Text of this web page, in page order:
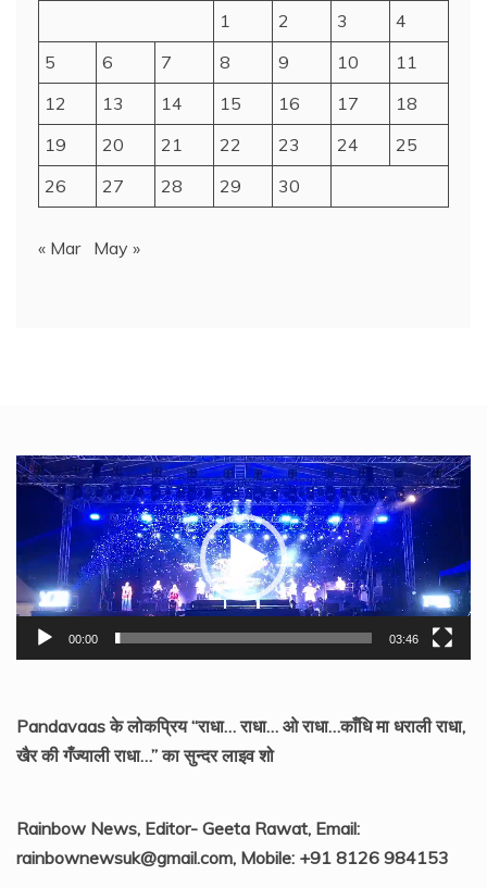
1
2 3
4
5
6 7 8 9 10
11
12
13 14 15 16 17
18
19
20 21 22 23 24
25
26
27 28 29 30
« Mar May »
Video
Player
00:00 03:46
Pandavaas के लोकप्रिय “राधा… राधा… ओ राधा…काँधि मा धराली राधा,
खैर की गँज्याली राधा…” का सुन्दर लाइव शो
Rainbow News, Editor- Geeta Rawat, Email:
rainbownewsuk@gmail.com, Mobile: +91 8126 984153